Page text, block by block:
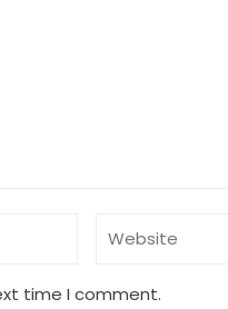
time I comment.